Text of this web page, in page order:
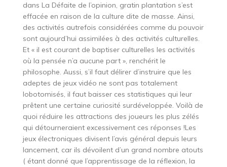
dans La Défaite de l’opinion, gratin plantation s’est
effacée en raison de la culture dite de masse. Ainsi,
des activités autrefois considérées comme du pouvoir
sont aujourd’hui assimilées à des activités culturelles.
Et « il est courant de baptiser culturelles les activités
où la pensée n’a aucune part », renchérit le
philosophe. Aussi, s’il faut délirer d’instruire que les
adeptes de jeux vidéo ne sont pas totalement
lobotomisés, il faut baisser ces statistiques qui leur
prêtent une certaine curiosité surdéveloppée. Voilà de
quoi réduire les attractions des joueurs les plus zélés
qui détourneraient excessivement ces réponses !Les
jeux électroniques divisent l’avis général depuis leurs
lancement, car ils dévoilent d’un grand nombre atouts
( étant donné que l’apprentissage de la réflexion, la